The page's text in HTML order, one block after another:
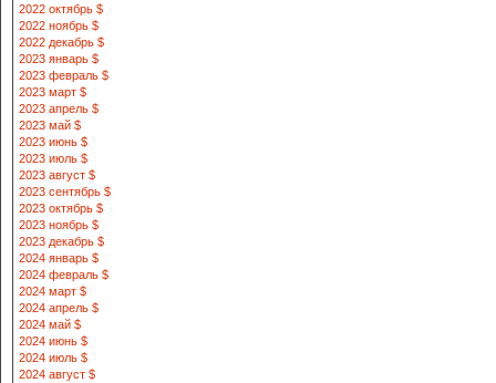
2022 октябрь $
2022 ноябрь $
2022 декабрь $
2023 январь $
2023 февраль $
2023 март $
2023 апрель $
2023 май $
2023 июнь $
2023 июль $
2023 август $
2023 сентябрь $
2023 октябрь $
2023 ноябрь $
2023 декабрь $
2024 январь $
2024 февраль $
2024 март $
2024 апрель $
2024 май $
2024 июнь $
2024 июль $
2024 август $